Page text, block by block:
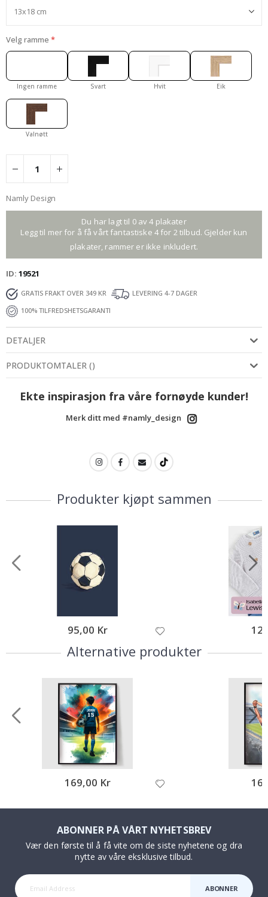
Velg ramme
Ingen ramme Svart Hvit Eik
Valnøtt
Namly Design
Du har lagt til 0 av 4 plakater
Legg til mer for å få vårt fantastiske 4 for 2 tilbud. Gjelder kun
plakater, rammer er ikke inkludert.
ID 19521
GRATIS FRAKT OVER 349 KR
LEVERING 4-7 DAGER
100% TILFREDSHETSGARANTI
DETALJER
PRODUKTOMTALER ()
Ekte inspirasjon fra våre fornøyde kunder!
Merk ditt med #namly_design
Produkter kjøpt sammen
95,00 Kr
Alternative produkter
169,00 Kr
ABONNER PÅ VÅRT NYHETSBREV
Vær den første til å få vite om de siste nyhetene og dra
nytte av våre eksklusive tilbud.
ABONNER